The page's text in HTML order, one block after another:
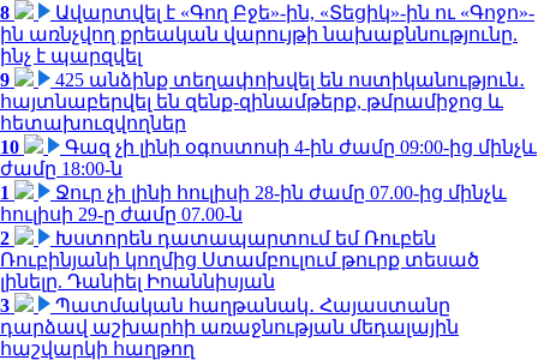
8
Ավարտվել է «Գող Բջե»-ին, «Տեցիկ»-ին ու «Գոջո»-
ին առնչվող քրեական վարույթի նախաքննությունը.
ինչ է պարզվել
9
425 անձինք տեղափոխվել են ոստիկանություն․
հայտնաբերվել են զենք-զինամթերք, թմրամիջոց և
հետախուզվողներ
10
Գազ չի լինի օգոստոսի 4-ին ժամը 09:00-ից մինչև
ժամը 18:00-ն
1
Ջուր չի լինի հուլիսի 28-ին ժամը 07.00-ից մինչև
հուլիսի 29-ը ժամը 07.00-ն
2
Խստորեն դատապարտում եմ Ռուբեն
Ռուբինյանի կողմից Ստամբուլում թուրք տեսած
լինելը. Դանիել Իոաննիսյան
3
Պատմական հաղթանակ․ Հայաստանը
դարձավ աշխարհի առաջնության մեդալային
հաշվարկի հաղթող